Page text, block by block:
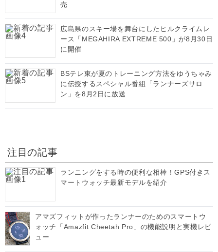
売
広島県のスキー場を舞台にしたヒルクライムレ
ース「MEGAHIRA EXTREME 500」が8月30日
に開催
BSテレ東が夏のトレーニング方法をゆうちゃみ
に伝授するスペシャル番組「ランナーズサロ
ン」を8月2日に放送
注目の記事
ランニングをする時の便利な相棒！GPS付きス
マートウォッチ最新モデルを紹介
アマズフィットが作ったランナーのためのスマートウ
ォッチ「Amazfit Cheetah Pro」の機能説明と実機レビ
ュー